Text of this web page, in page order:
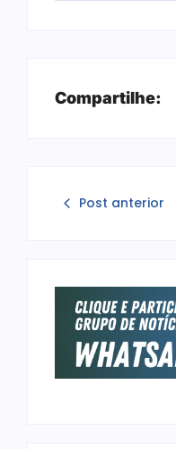
Compartilhe:
Post anterior